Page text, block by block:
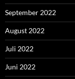
September 2022
August 2022
Juli 2022
Juni 2022